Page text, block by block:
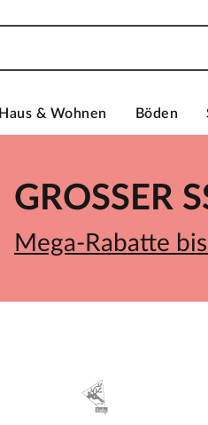
Haus & Wohnen Böden
GROSSER
Mega-Rabatte